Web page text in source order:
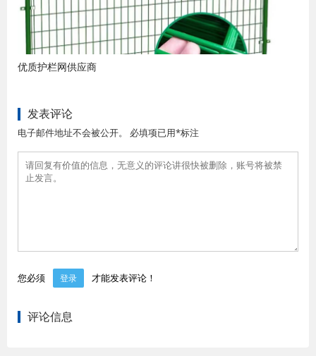
优质护栏网供应商
发表评论
电子邮件地址不会被公开。 必填项已用*标注
您必须 登录 才能发表评论！
评论信息